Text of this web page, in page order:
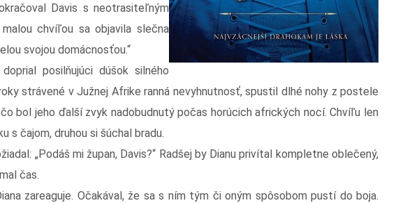
Davis s neotrasiteľným
chvíľou sa objavila slečna
svojou domácnosťou.“
posilňujúci dúšok silného
strávené v Južnej Afrike ranná nevyhnutnosť, spustil dlhé nohy z postele
bol jeho ďalší zvyk nadobudnutý počas horúcich afrických nocí. Chvíľu len
s čajom, druhou si šúchal bradu.
„Podáš mi župan, Davis?“ Radšej by Dianu privítal kompletne oblečený,
čas.
zareaguje. Očakával, že sa s ním tým či oným spôsobom pustí do boja.